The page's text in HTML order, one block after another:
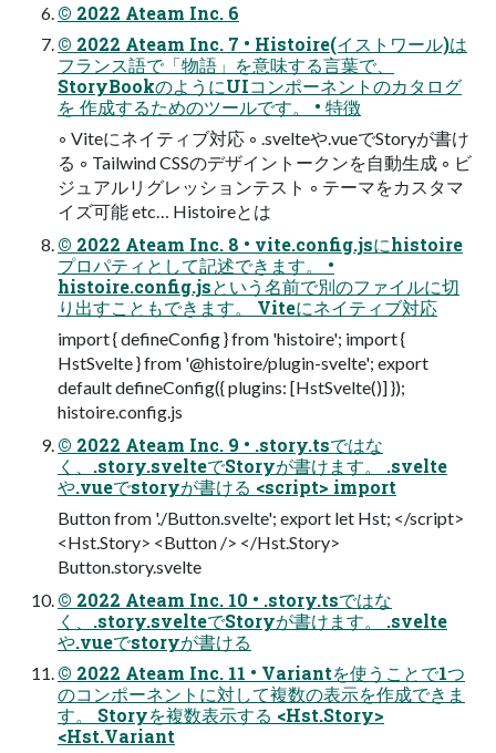
© 2022 Ateam Inc. 6
© 2022 Ateam Inc. 7 • Histoire(イストワール)は
フランス語で「物語」を意味する言葉で、
StoryBookのようにUIコンポーネントのカタログ
を 作成するためのツールです。 • 特徴
◦ Viteにネイティブ対応 ◦ .svelteや.vueでStoryが書け
る ◦ Tailwind CSSのデザイントークンを自動生成 ◦ ビ
ジュアルリグレッションテスト ◦ テーマをカスタマ
イズ可能 etc… Histoireとは
© 2022 Ateam Inc. 8 • vite.config.jsにhistoire
プロパティとして記述できます。 •
histoire.config.jsという名前で別のファイルに切
り出すこともできます。 Viteにネイティブ対応
import { defineConfig } from 'histoire'; import {
HstSvelte } from '@histoire/plugin-svelte'; export
default defineConfig({ plugins: [HstSvelte()] });
histoire.config.js
© 2022 Ateam Inc. 9 • .story.tsではな
く、.story.svelteでStoryが書けます。 .svelte
や.vueでstoryが書ける <script> import
Button from './Button.svelte'; export let Hst; </script>
<Hst.Story> <Button /> </Hst.Story>
Button.story.svelte
© 2022 Ateam Inc. 10 • .story.tsではな
く、.story.svelteでStoryが書けます。 .svelte
や.vueでstoryが書ける
© 2022 Ateam Inc. 11 • Variantを使うことで1つ
のコンポーネントに対して複数の表示を作成できま
す。 Storyを複数表示する <Hst.Story>
<Hst.Variant